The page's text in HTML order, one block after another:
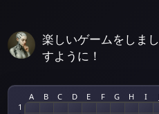
楽しいゲームをしま
すように！
A B C D E F G H I
1